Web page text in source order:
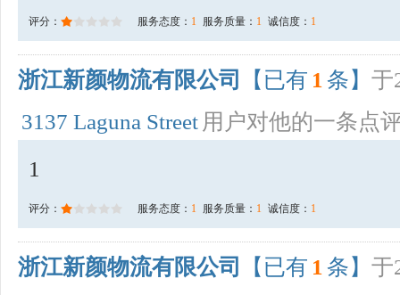
评分： 服务态度： 1 服务质量： 1 诚信度： 1
浙江新颜物流有限公司 【已有 1 条】 于
3137 Laguna Street 用户对他的一条点
1
评分： 服务态度： 1 服务质量： 1 诚信度： 1
浙江新颜物流有限公司 【已有 1 条】 于